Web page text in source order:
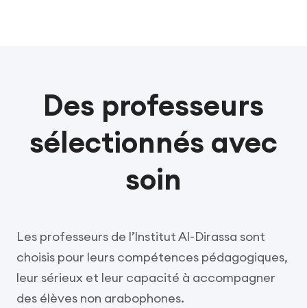
Des professeurs
sélectionnés avec
soin
Les professeurs de l’Institut Al-Dirassa sont
choisis pour leurs compétences pédagogiques,
leur sérieux et leur capacité à accompagner
des élèves non arabophones.